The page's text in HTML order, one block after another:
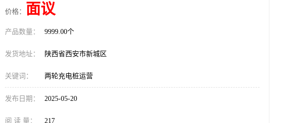
价格： 面议
产品数量： 9999.00个
发货地址： 陕西省西安市新城区
关键词： 两轮充电桩运营
发布日期： 2025-05-20
阅 读 量： 217